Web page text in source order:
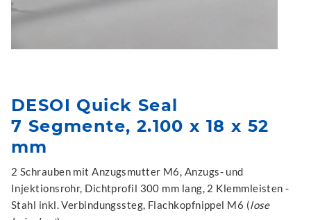
DESOI Quick Seal
7 Segmente, 2.100 x 18 x 52
mm
2 Schrauben mit Anzugsmutter M6, Anzugs- und
Injektionsrohr, Dichtprofil 300 mm lang, 2 Klemmleisten -
Stahl inkl. Verbindungssteg, Flachkopfnippel M6 (lose